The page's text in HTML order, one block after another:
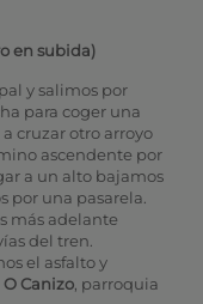
en subida)
y salimos por
para coger una
cruzar otro arroyo
ascendente por
a un alto bajamos
por una pasarela.
más adelante
del tren.
el asfalto y
O Canizo, parroquia